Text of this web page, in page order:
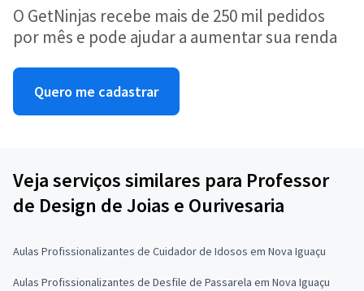
O GetNinjas recebe mais de 250 mil pedidos
por mês e pode ajudar a aumentar sua renda
Quero me cadastrar
Veja serviços similares para Professor
de Design de Joias e Ourivesaria
Aulas Profissionalizantes de Cuidador de Idosos em Nova Iguaçu
Aulas Profissionalizantes de Desfile de Passarela em Nova Iguaçu